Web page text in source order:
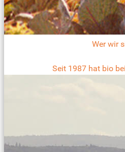
Wer wir
Seit 1987 hat bio